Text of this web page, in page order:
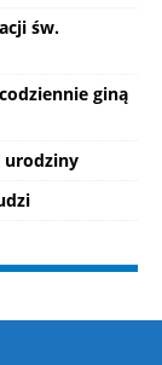
św.
giną
urodziny